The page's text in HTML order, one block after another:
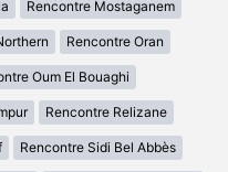
Rencontre Mostaganem
Rencontre Oran
Oum El Bouaghi
Rencontre Relizane
Rencontre Sidi Bel Abbès